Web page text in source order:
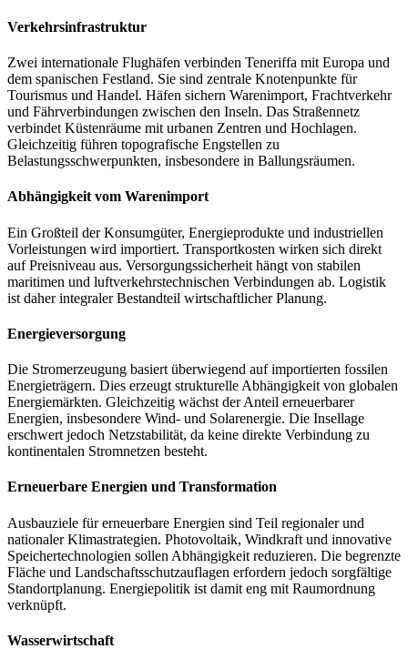
Verkehrsinfrastruktur
Zwei internationale Flughäfen verbinden Teneriffa mit Europa und
dem spanischen Festland. Sie sind zentrale Knotenpunkte für
Tourismus und Handel. Häfen sichern Warenimport, Frachtverkehr
und Fährverbindungen zwischen den Inseln. Das Straßennetz
verbindet Küstenräume mit urbanen Zentren und Hochlagen.
Gleichzeitig führen topografische Engstellen zu
Belastungsschwerpunkten, insbesondere in Ballungsräumen.
Abhängigkeit vom Warenimport
Ein Großteil der Konsumgüter, Energieprodukte und industriellen
Vorleistungen wird importiert. Transportkosten wirken sich direkt
auf Preisniveau aus. Versorgungssicherheit hängt von stabilen
maritimen und luftverkehrstechnischen Verbindungen ab. Logistik
ist daher integraler Bestandteil wirtschaftlicher Planung.
Energieversorgung
Die Stromerzeugung basiert überwiegend auf importierten fossilen
Energieträgern. Dies erzeugt strukturelle Abhängigkeit von globalen
Energiemärkten. Gleichzeitig wächst der Anteil erneuerbarer
Energien, insbesondere Wind- und Solarenergie. Die Insellage
erschwert jedoch Netzstabilität, da keine direkte Verbindung zu
kontinentalen Stromnetzen besteht.
Erneuerbare Energien und Transformation
Ausbauziele für erneuerbare Energien sind Teil regionaler und
nationaler Klimastrategien. Photovoltaik, Windkraft und innovative
Speichertechnologien sollen Abhängigkeit reduzieren. Die begrenzte
Fläche und Landschaftsschutzauflagen erfordern jedoch sorgfältige
Standortplanung. Energiepolitik ist damit eng mit Raumordnung
verknüpft.
Wasserwirtschaft